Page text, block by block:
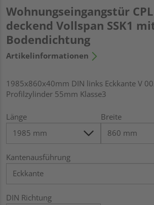
Wohnungseingangstür
deckend Vollspan SSK1
Bodendichtung
Artikelinformationen
1985x860x40mm DIN links Eckkante V
Profilzylinder 55mm Klasse3
Länge Breite
Kantenausführung
DIN Richtung